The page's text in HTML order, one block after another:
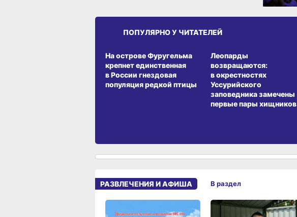
ПОПУЛЯРНО У ЧИТАТЕЛЕЙ
На острове Фуругельма
крепнет единственная
в России гнездовая
популяция редкой птицы
Леопарды
возвращаются:
в окрестностях
Уссурийского
заповедника замечены
первые пары хищников
РАЗВЛЕЧЕНИЯ И АФИША В раздел